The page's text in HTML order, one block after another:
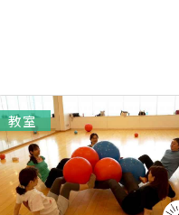
教室